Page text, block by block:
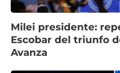
Milei presidente:
Escobar del triunfo
Avanza